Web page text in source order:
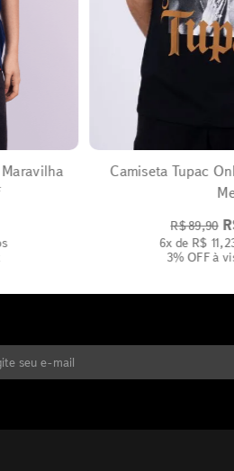
Camiseta Tupac
R$89,90
6x de R$ 11,
3% OFFà